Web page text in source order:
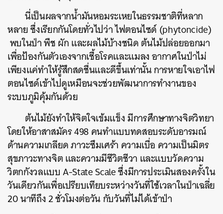
นี่เป็นผลจากน้ำมันหอมระเหยในธรรมชาติที่หลาก
หลาย ซึ่งเรียกกันโดยทั่วไปว่า ไฟตอนไซด์ (phytoncide)
พบในป่า พืช ผัก และผลไม้บ้างชนิด ต้นไม้ปล่อยออกมา
เพื่อป้องกันตัวเองจากเชื้อโรคและแมลง อากาศในป่าไม่
เพียงแค่ทำให้รู้สึกสดชื่นและดีขึ้นเท่านั้น การหายใจเอาไฟ
ตอนไซด์เข้าไปดูเหมือนจะช่วยพัฒนาการทำงานของ
ระบบภูมิคุ้มกันด้วย
ต้นไม้ยังทำให้จิตใจเข้มแข็ง มีการศึกษาทางจิตวิทยา
โดยให้อาสาสมัคร 498 คนทำแบบทดสอบระดับอารมณ์
ด้านความเกลียด ภาวะซึมเศร้า ความเบื่อ ความเป็นมิตร
สุขภาวะทางจิต และความมีชีวิตชีวา และแบบวัดความ
วิตกกังวลแบบ A-State Scale ซึ่งมีการประเมินสองครั้งใน
วันเดียวกันเพื่อเปรียบเทียบระหว่างวันที่ใช้เวลาในป่าเฉลี่ย
20 นาทีถึง 2 ชั่วโมงต่อวัน กับวันที่ไม่ได้เข้าป่า